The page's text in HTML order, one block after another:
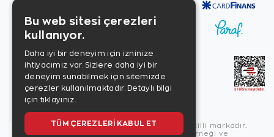
Copyright © 2026, Zen Diamond tescilli markadır.
Zen Diamond Birleşmiş Markalar Derneği ve
Bu web sitesi çerezleri
kullanıyor.
Daha iyi bir deneyim için izninize
ihtiyacımız var. Sizlere daha iyi bir
deneyim sunabilmek için sitemizde
çerezler kullanılmaktadır. Detaylı bilgi
için tıklayınız.
TÜM ÇEREZLERI KABUL ET